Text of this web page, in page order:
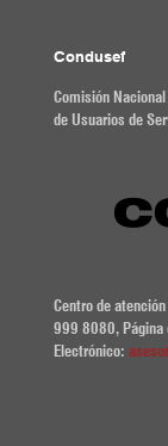
Condusef
Comisión
de Usuarios de
Centro de
999 8080, Página
Electrónico: